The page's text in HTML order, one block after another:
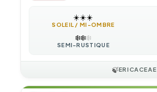
☀️☀️☀️
SOLEIL / MI-OMBRE
❄️❄️❄️
SEMI-RUSTIQUE
🍃ERICACEAE